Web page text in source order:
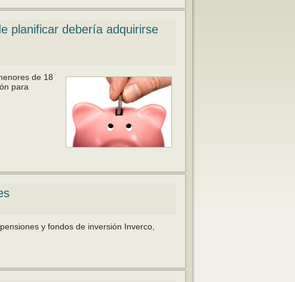
planificar debería adquirirse
de 18
para
y fondos de inversión Inverco,